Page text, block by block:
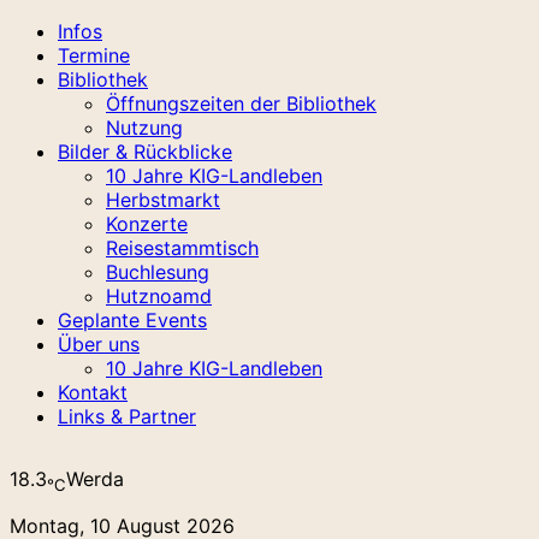
Infos
Termine
Bibliothek
Öffnungszeiten der Bibliothek
Nutzung
Bilder & Rückblicke
10 Jahre KIG-Landleben
Herbstmarkt
Konzerte
Reisestammtisch
Buchlesung
Hutznoamd
Geplante Events
Über uns
10 Jahre KIG-Landleben
Kontakt
Links & Partner
18.3℃Werda
Montag, 10 August 2026